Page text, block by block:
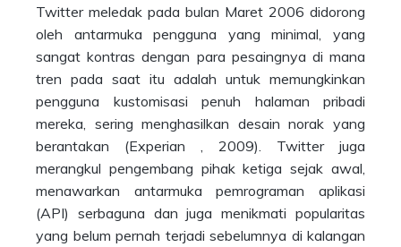
Twitter meledak pada bulan Maret 2006 didorong
oleh antarmuka pengguna yang minimal, yang
sangat kontras dengan para pesaingnya di mana
tren pada saat itu adalah untuk memungkinkan
pengguna kustomisasi penuh halaman pribadi
mereka, sering menghasilkan desain norak yang
berantakan (Experian , 2009). Twitter juga
merangkul pengembang pihak ketiga sejak awal,
menawarkan antarmuka pemrograman aplikasi
(API) serbaguna dan juga menikmati popularitas
yang belum pernah terjadi sebelumnya di kalangan